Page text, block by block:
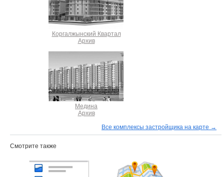
Коргалжынский Квартал
Архив
Медина
Архив
Все комплексы застройщика на карте →
Смотрите также